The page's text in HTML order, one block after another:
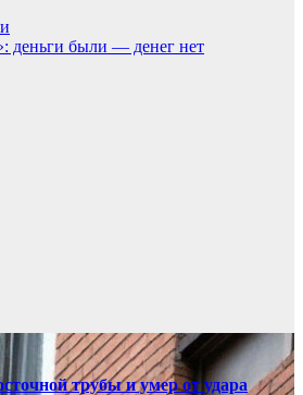
деньги были — денег нет
трубы и умер от удара